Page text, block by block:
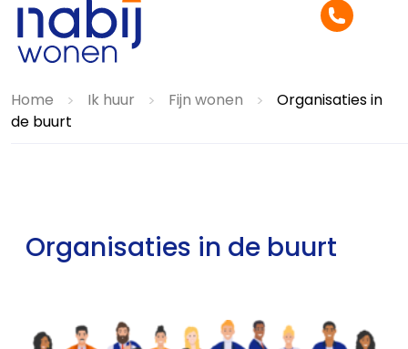
Home > Ik huur > Fijn wonen >
Organisaties in
de buurt
Organisaties in de buurt